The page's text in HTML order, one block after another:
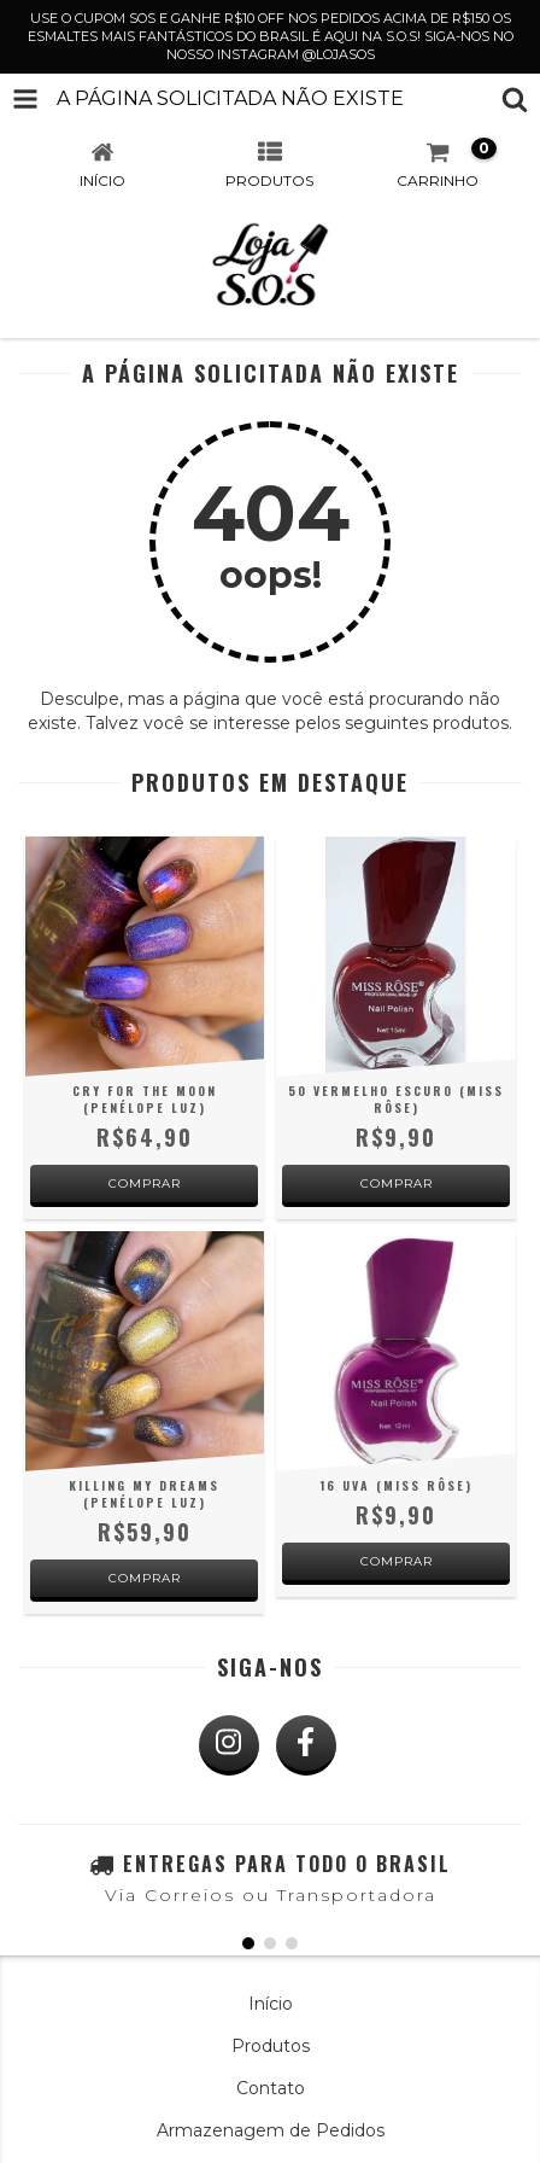
USE O CUPOM SOS E GANHE R$10 OFF NOS PEDIDOS ACIMA DE R$150 OS
ESMALTES MAIS FANTÁSTICOS DO BRASIL É AQUI NA S.O.S! SIGA-NOS NO
NOSSO INSTAGRAM @LOJASOS
A PÁGINA SOLICITADA NÃO EXISTE
INÍCIO PRODUTOS CARRINHO
0
A PÁGINA SOLICITADA NÃO EXISTE
404
oops!
Desculpe, mas a página que você está procurando não
existe. Talvez você se interesse pelos seguintes produtos.
PRODUTOS EM DESTAQUE
CRY FOR THE MOON
(PENÉLOPE LUZ)
R$64,90
50 VERMELHO ESCURO (MISS
RÔSE)
R$9,90
KILLING MY DREAMS
(PENÉLOPE LUZ)
R$59,90
16 UVA (MISS RÔSE)
R$9,90
SIGA-NOS
ENTREGAS PARA TODO O BRASIL
Via Correios ou Transportadora
Início
Produtos
Contato
Armazenagem de Pedidos